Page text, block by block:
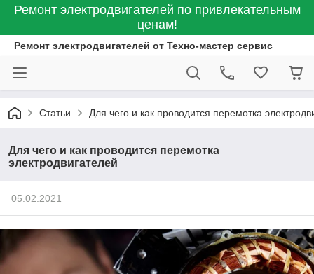
Ремонт электродвигателей по привлекательным
ценам!
Ремонт электродвигателей от Техно-мастер сервис
Статьи Для чего и как проводится перемотка
Для чего и как проводится перемотка
электродвигателей
05.02.2021